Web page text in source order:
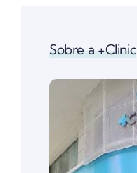
Sobre a +Clinic